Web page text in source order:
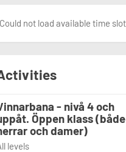
Could not load available time
- nivå 4 och
Öppen klass (både
och damer)
levels